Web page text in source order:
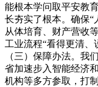
能根本学问取平安教
长夯实了根本。确保“
从体培育、财产营收
工业流程“看得更清、
（三）保障办法。我
省加速步入智能经济
机构等多方参取，打